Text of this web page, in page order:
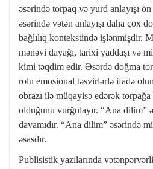
əsərində torpaq və yurd anlayışı
əsərində vətən anlayışı daha çox
bağlılıq kontekstində işlənmişdir.
mənəvi dayağı, tarixi yaddaşı və
kimi təqdim edir. Əsərdə doğma
rolu emosional təsvirlərlə ifadə
obrazı ilə müqayisə edərək torpağa
olduğunu vurğulayır. “Ana dilim”
davamıdır. “Ana dilim” əsərində
əsasdır.
Publisistik yazılarında